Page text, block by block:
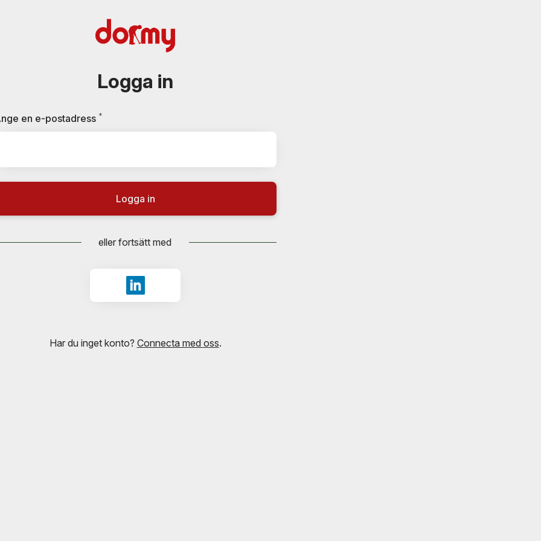
Logga in
en e-postadress *
Logga in
eller fortsätt med
Logga in med LinkedIn
Har du inget konto? Connecta med oss.